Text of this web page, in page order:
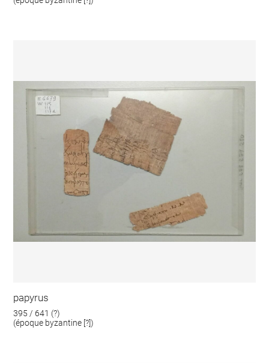
papyrus
395 / 641 (?)
(époque byzantine [?])